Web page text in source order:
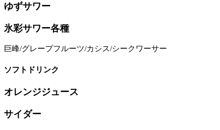
ゆずサワー
氷彩サワー各種
巨峰/グレープフルーツ/カシス/シークワーサー
ソフトドリンク
オレンジジュース
サイダー